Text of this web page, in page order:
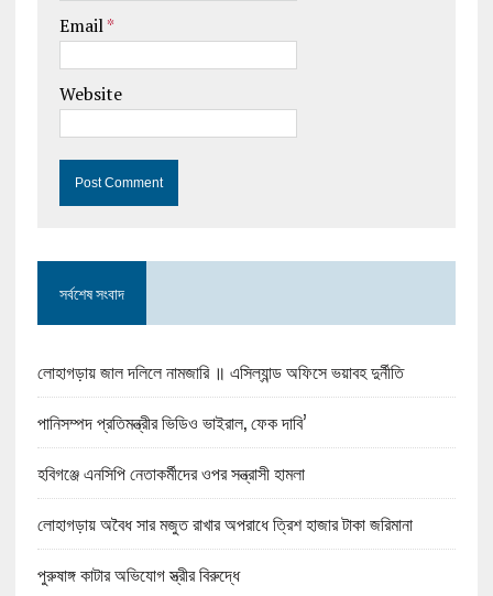
Email*
Website
সর্বশেষ সংবাদ
লোহাগড়ায় জাল দলিলে নামজারি ॥ এসিল্যান্ড অফিসে ভয়াবহ দুর্নীতি
পানিসম্পদ প্রতিমন্ত্রীর ভিডিও ভাইরাল, ফেক দাবি’
হবিগঞ্জে এনসিপি নেতাকর্মীদের ওপর সন্ত্রাসী হামলা
লোহাগড়ায় অবৈধ সার মজুত রাখার অপরাধে ত্রিশ হাজার টাকা জরিমানা
পুরুষাঙ্গ কাটার অভিযোগ স্ত্রীর বিরুদ্ধে